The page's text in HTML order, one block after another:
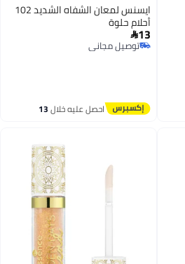
ايسنس لمعان الشفاه الشديد 102
أحلام حلوة
13
توصيل مجاني
توصيل مجاني
احصل عليه خلال13